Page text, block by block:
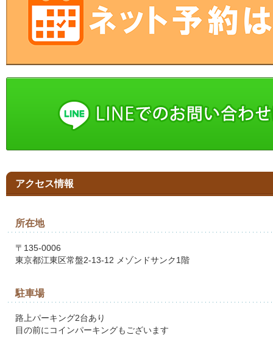
アクセス情報
所在地
〒135-0006
東京都江東区常盤2-13-12 メゾンドサンク1階
駐車場
路上パーキング2台あり
目の前にコインパーキングもございます